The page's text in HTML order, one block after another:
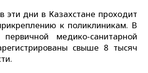
эти дни в Казахстане проходит
к поликлиникам. В
первичной медико-санитарной
свыше 8 тысяч